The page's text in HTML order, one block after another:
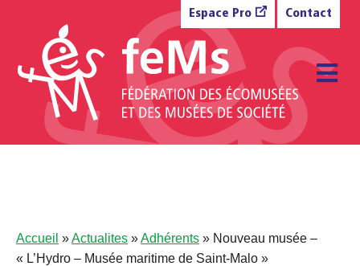
Espace Pro Contact
Accueil »Actualites »Adhérents » Nouveau musée –
« L’Hydro – Musée maritime de Saint-Malo »